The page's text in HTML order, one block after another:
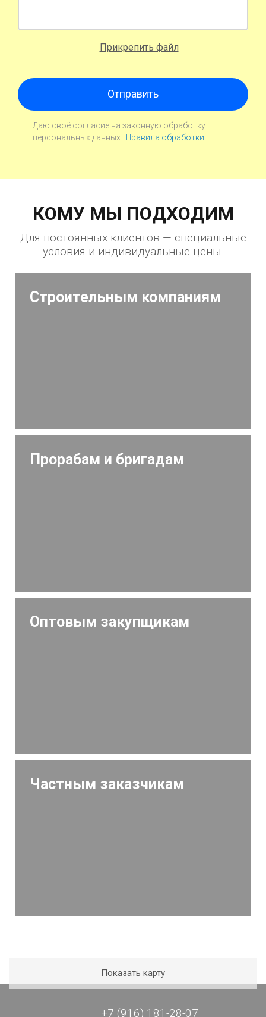
Прикрепить файл
Отправить
Даю своё согласие на законную обработку
персональных данных.
Правила обработки
КОМУ МЫ ПОДХОДИМ
Для постоянных клиентов — специальные
условия и индивидуальные цены.
Строительным компаниям
Прорабам и бригадам
Оптовым закупщикам
Частным заказчикам
Показать карту
+7 (916) 181-28-07